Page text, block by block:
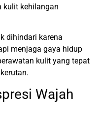
kulit kehilangan
dihindari karena
menjaga gaya hidup
kulit yang tepat
Wajah